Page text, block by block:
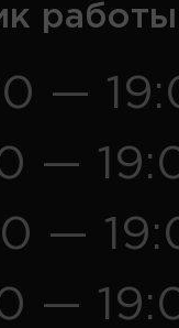
—
—
—
—